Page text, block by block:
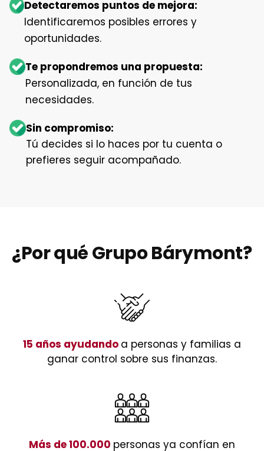
Detectaremos puntos de mejora:
Identificaremos posibles errores y
oportunidades.
Te propondremos una propuesta:
Personalizada, en función de tus
necesidades.
Sin compromiso:
Tú decides si lo haces por tu cuenta o
prefieres seguir acompañado.
¿Por qué Grupo Bárymont?
15 años ayudando a personas y familias a
ganar control sobre sus finanzas.
Más de 100.000 personas ya confían en